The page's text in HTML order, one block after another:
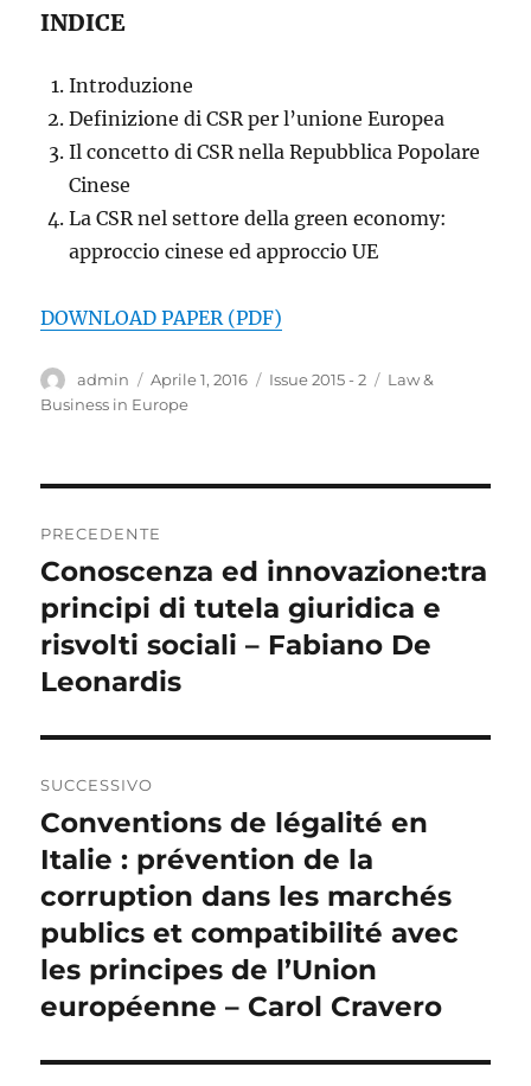
INDICE
Introduzione
Definizione di CSR per l’unione Europea
Il concetto di CSR nella Repubblica Popolare
Cinese
La CSR nel settore della green economy:
approccio cinese ed approccio UE
DOWNLOAD PAPER (PDF)
Autore
admin
Pubblicato
il
Aprile 1, 2016 Categorie
Issue 2015 - 2 Tag
Law &
Business in Europe
articoli
PRECEDENTE
Articolo
precedente:
Conoscenza ed innovazione:tra
principi di tutela giuridica e
risvolti sociali – Fabiano De
Leonardis
SUCCESSIVO
Articolo
successivo:
Conventions de légalité en
Italie : prévention de la
corruption dans les marchés
publics et compatibilité avec
les principes de l’Union
européenne – Carol Cravero